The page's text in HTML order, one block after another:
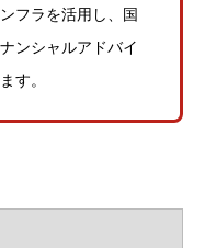
フラを活用し、国
ンシャルアドバイ
す。